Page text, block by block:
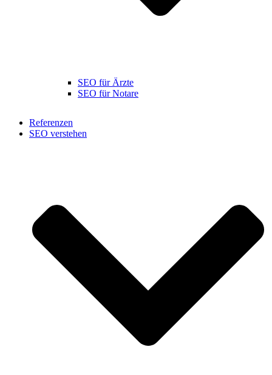
SEO für Ärzte
SEO für Notare
Referenzen
SEO verstehen